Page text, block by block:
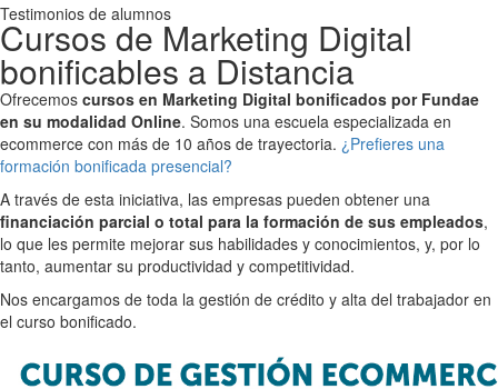
Testimonios de alumnos
Cursos de Marketing Digital
bonificables a Distancia
Ofrecemos cursos en Marketing Digital bonificados por Fundae
en su modalidad Online. Somos una escuela especializada en
ecommerce con más de 10 años de trayectoria. ¿Prefieres una
formación bonificada presencial?
A través de esta iniciativa, las empresas pueden obtener una
financiación parcial o total para la formación de sus empleados,
lo que les permite mejorar sus habilidades y conocimientos, y, por lo
tanto, aumentar su productividad y competitividad.
Nos encargamos de toda la gestión de crédito y alta del trabajador en
el curso bonificado.